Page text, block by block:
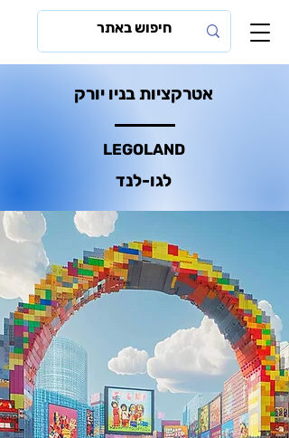
אטרקציות בניו יורק
LEGOLAND
לגו-לנד